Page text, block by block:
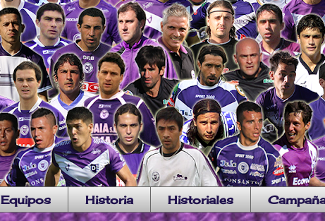
Equipos Historia Historiales